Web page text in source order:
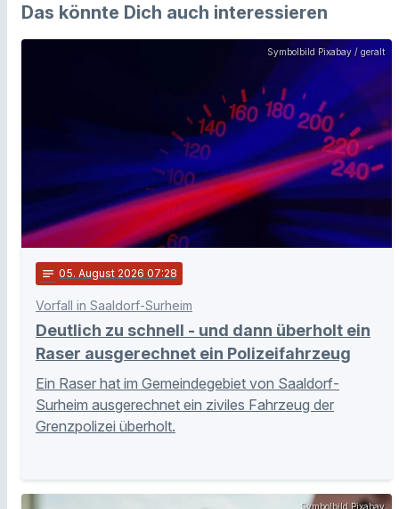
Das könnte Dich auch interessieren
Symbolbild Pixabay / geralt
notes 05. August 2026 07:28
Vorfall in Saaldorf-Surheim
Deutlich zu schnell - und dann überholt ein
Raser ausgerechnet ein Polizeifahrzeug
Ein Raser hat im Gemeindegebiet von Saaldorf-
Surheim ausgerechnet ein ziviles Fahrzeug der
Grenzpolizei überholt.
Symbolbild Pixabay